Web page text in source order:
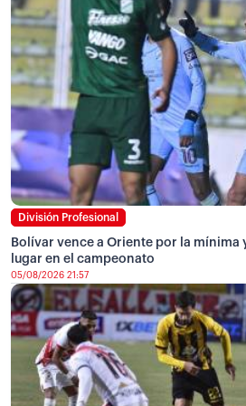
División Profesional
Bolívar vence a Oriente por la mínima
lugar en el campeonato
05/08/2026 21:57